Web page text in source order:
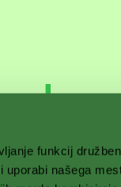
funkcij
uporabi našega